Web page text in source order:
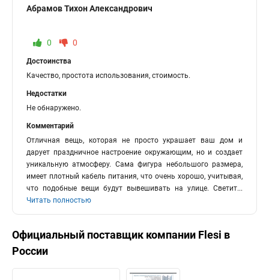
Абрамов Тихон Александрович
0 0
Достоинства
Качество, простота использования, стоимость.
Недостатки
Не обнаружено.
Комментарий
Отличная вещь, которая не просто украшает ваш дом и
дарует праздничное настроение окружающим, но и создает
уникальную атмосферу. Сама фигура небольшого размера,
имеет плотный кабель питания, что очень хорошо, учитывая,
что подобные вещи будут вывешивать на улице. Светит...
Читать полностью
Официальный поставщик компании Flesi в
России